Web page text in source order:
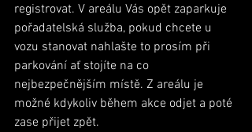
registrovat. V areálu Vás opět zaparkuje
pořadatelská služba, pokud chcete u
vozu stanovat nahlašte to prosím při
parkování ať stojíte na co
nejbezpečnějším místě. Z areálu je
možné kdykoliv během akce odjet a poté
zase přijet zpět.